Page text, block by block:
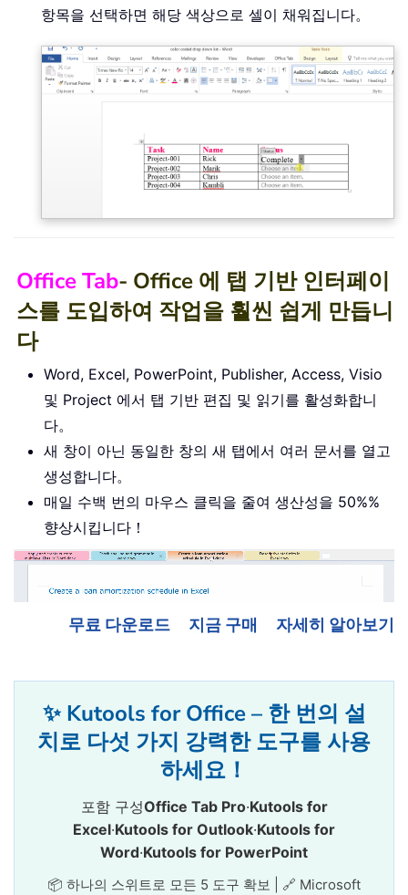
항목을 선택하면 해당 색상으로 셀이 채워집니다。
Office Tab- Office 에 탭 기반 인터페이
스를 도입하여 작업을 훨씬 쉽게 만듭니
다
Word, Excel, PowerPoint, Publisher, Access, Visio
및 Project 에서 탭 기반 편집 및 읽기를 활성화합니
다。
새 창이 아닌 동일한 창의 새 탭에서 여러 문서를 열고
생성합니다。
매일 수백 번의 마우스 클릭을 줄여 생산성을 50%%
향상시킵니다！
무료 다운로드 지금 구매 자세히 알아보기
✨ Kutools for Office – 한 번의 설
치로 다섯 가지 강력한 도구를 사용
하세요！
포함 구성Office Tab Pro·Kutools for
Excel·Kutools for Outlook·Kutools for
Word·Kutools for PowerPoint
📦 하나의 스위트로 모든 5 도구 확보 | 🔗 Microsoft